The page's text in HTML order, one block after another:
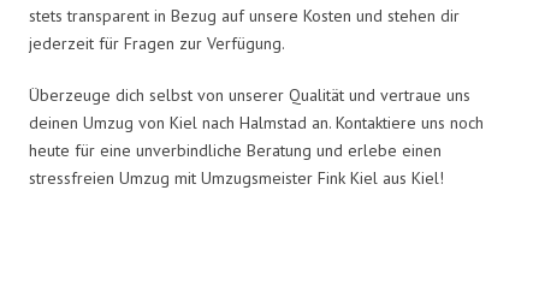
stets transparent in Bezug auf unsere Kosten und stehen dir
jederzeit für Fragen zur Verfügung.
Überzeuge dich selbst von unserer Qualität und vertraue uns
deinen Umzug von Kiel nach Halmstad an. Kontaktiere uns noch
heute für eine unverbindliche Beratung und erlebe einen
stressfreien Umzug mit Umzugsmeister Fink Kiel aus Kiel!